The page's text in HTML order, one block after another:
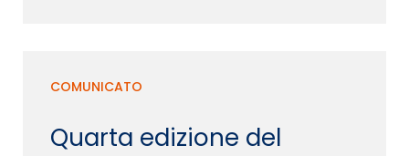
COMUNICATO
Quarta edizione del